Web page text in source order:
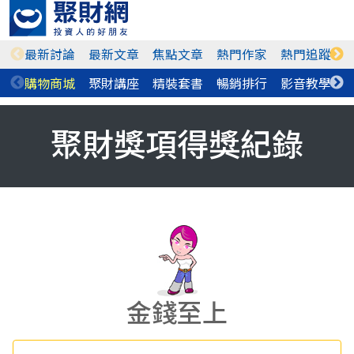
最新討論 最新文章 焦點文章 熱門作家 熱門追蹤
購物商城 聚財講座 精裝套書 暢銷排行 影音教學
聚財獎項得獎紀錄
金錢至上